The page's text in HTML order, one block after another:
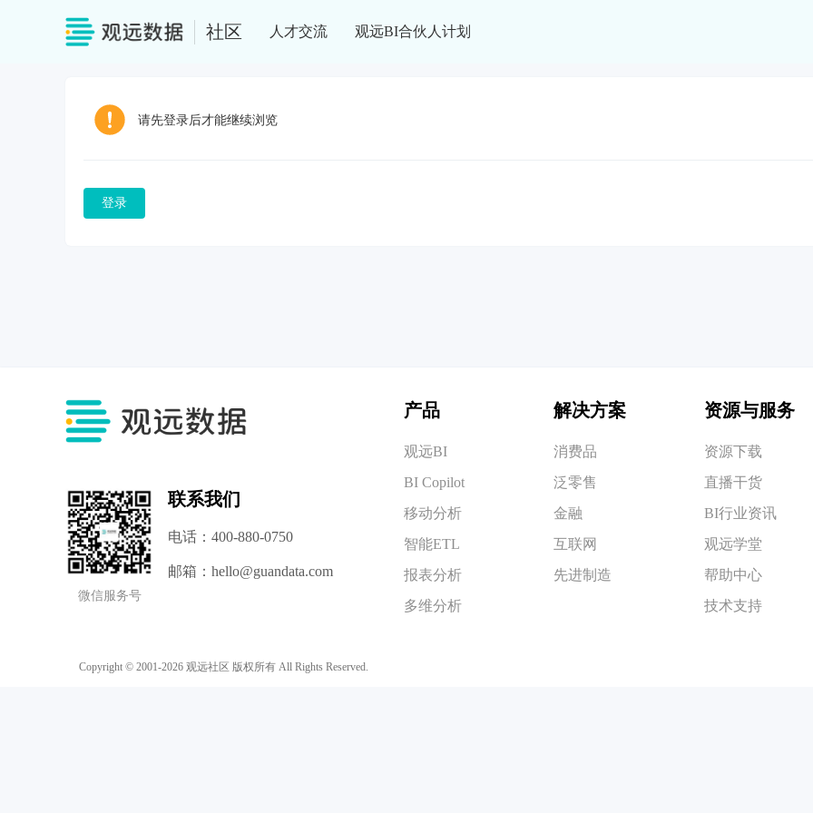
社区 人才交流 观远BI合伙人计划
请先登录后才能继续浏览
登录
微信服务号
联系我们
电话：400-880-0750
邮箱：hello@guandata.com
产品
观远BI
BI Copilot
移动分析
智能ETL
报表分析
多维分析
解决方案
消费品
泛零售
金融
互联网
先进制造
资源与服务
资源下载
直播干货
BI行业资讯
观远学堂
帮助中心
技术支持
Copyright © 2001-2026 观远社区 版权所有 All Rights Reserved.